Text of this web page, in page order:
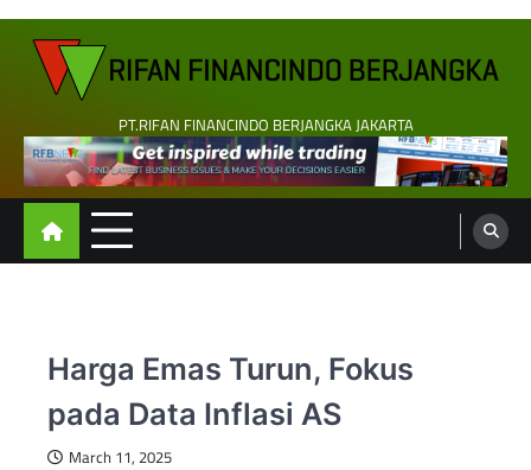
Skip
content
PT.RIFAN FINANCINDO BERJANGKA JAKARTA
Harga Emas Turun, Fokus
pada Data Inflasi AS
March 11, 2025